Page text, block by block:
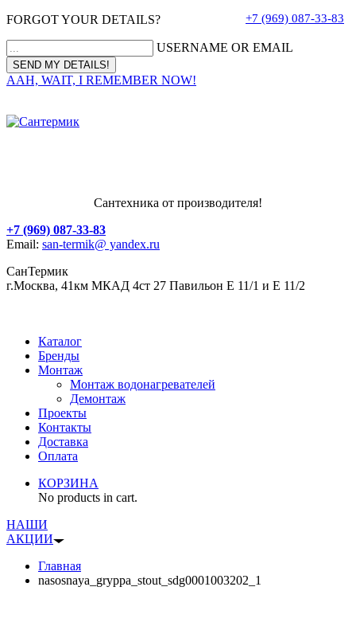
FORGOT YOUR DETAILS?
USERNAME OR EMAIL
AAH, WAIT, I REMEMBER NOW!
+7 (969) 087-33-83
Сантехника от производителя!
+7 (969) 087-33-83
Email: san-termik@ yandex.ru
СанТермик
г.Москва, 41км МКАД 4ст 27 Павильон Е 11/1 и Е 11/2
Каталог
Бренды
Монтаж
Монтаж водонагревателей
Демонтаж
Проекты
Контакты
Доставка
Оплата
КОРЗИНА
No products in cart.
НАШИ
АКЦИИ
Главная
nasosnaya_gryppa_stout_sdg0001003202_1